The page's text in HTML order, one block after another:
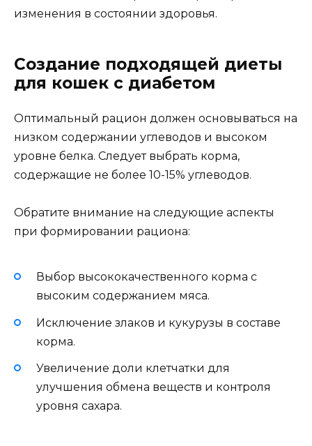
изменения в состоянии здоровья.
Создание подходящей диеты
для кошек с диабетом
Оптимальный рацион должен основываться на
низком содержании углеводов и высоком
уровне белка. Следует выбрать корма,
содержащие не более 10-15% углеводов.
Обратите внимание на следующие аспекты
при формировании рациона:
Выбор высококачественного корма с
высоким содержанием мяса.
Исключение злаков и кукурузы в составе
корма.
Увеличение доли клетчатки для
улучшения обмена веществ и контроля
уровня сахара.